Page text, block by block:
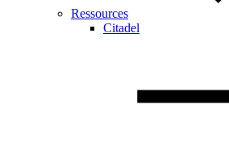
Ressources
Citadel